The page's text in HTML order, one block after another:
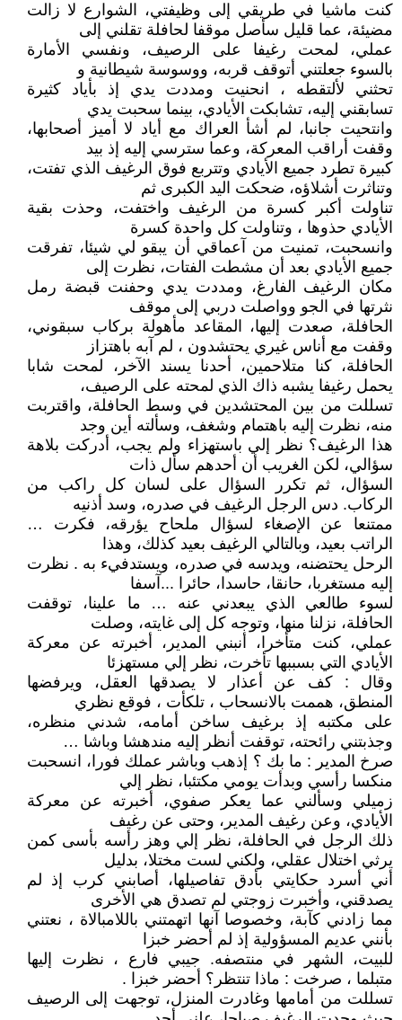
كنت ماشيا في طريقي إلى وظيفتي، الشوارع لا زالت
مضيئة، عما قليل سأصل موقفا لحافلة تقلني إلى
عملي، لمحت رغيفا على الرصيف، ونفسي الأمارة
بالسوء جعلتني أتوقف قربه، ووسوسة شيطانية و
تحثني لألتقطه ، انحنيت ومددت يدي إذ بأياد كثيرة
تسابقني إليه، تشابكت الأيادي، بينما سحبت يدي
وانتحيت جانبا، لم أشأ العراك مع أياد لا أميز أصحابها،
وقفت أراقب المعركة، وعما سترسي إليه إذ بيد
كبيرة تطرد جميع الأيادي وتتربع فوق الرغيف الذي تفتت،
وتناثرت أشلاؤه، ضحكت اليد الكبرى ثم
تناولت أكبر كسرة من الرغيف واختفت، وحذت بقية
الأيادي حذوها ، وتناولت كل واحدة كسرة
وانسحبت، تمنيت من آعماقي أن يبقو لي شيئا، تفرقت
جميع الأيادي بعد أن مشطت الفتات، نظرت إلى
مكان الرغيف الفارغ، ومددت يدي وحفنت قبضة رمل
نثرتها في الجو وواصلت دربي إلى موقف
الحافلة، صعدت إليها، المقاعد مأهولة بركاب سبقوني،
وقفت مع أناس غيري يحتشدون ، لم آبه باهتزاز
الحافلة، كنا متلاحمين، أحدنا يسند الآخر، لمحت شابا
يحمل رغيفا يشبه ذاك الذي لمحته على الرصيف،
تسللت من بين المحتشدين في وسط الحافلة، واقتربت
منه، نظرت إليه باهتمام وشغف، وسألته أين وجد
هذا الرغيف؟ نظر إلي باستهزاء ولم يجب، أدركت بلاهة
سؤالي، لكن الغريب أن أحدهم سأل ذات
السؤال، ثم تكرر السؤال على لسان كل راكب من
الركاب. دس الرجل الرغيف في صدره، وسد أذنيه
ممتنعا عن الإصغاء لسؤال ملحاح يؤرقه، فكرت …
الراتب بعيد، وبالتالي الرغيف بعيد كذلك، وهذا
الرحل يحتضنه، ويدسه في صدره، ويستدفيء به . نظرت
إليه مستغربا، حانقا، حاسدا، حائرا ...آسفا
لسوء طالعي الذي يبعدني عنه … ما علينا، توقفت
الحافلة، نزلنا منها، وتوجه كل إلى غايته، وصلت
عملي، كنت متأخرا، أنبني المدير، أخبرته عن معركة
الأيادي التي بسببها تأخرت، نظر إلي مستهزئا
وقال : كف عن أعذار لا يصدقها العقل، ويرفضها
المنطق، هممت بالانسحاب ، تلكأت ، فوقع نظري
على مكتبه إذ برغيف ساخن أمامه، شدني منظره،
وجذبتني رائحته، توقفت أنظر إليه مندهشا وباشا …
صرخ المدير : ما بك ؟ إذهب وباشر عملك فورا، انسحبت
منكسا رأسي وبدأت يومي مكتئبا، نظر إلي
زميلي وسألني عما يعكر صفوي، أخبرته عن معركة
الأيادي، وعن رغيف المدير، وحتى عن رغيف
ذلك الرجل في الحافلة، نظر إلي وهز رأسه بأسى كمن
يرثي اختلال عقلي، ولكني لست مختلا، بدليل
أني أسرد حكايتي بأدق تفاصيلها، أصابني كرب إذ لم
يصدقني، وأخبرت زوجتي لم تصدق هي الأخرى
مما زادني كآبة، وخصوصا آنها اتهمتني باللامبالاة ، نعتني
بأنني عديم المسؤولية إذ لم أحضر خبزا
للبيت، الشهر في منتصفه. جيبي فارع ، نظرت إليها
متبلما ، صرخت : ماذا تنتظر؟ أحضر خبزا .
تسللت من أمامها وغادرت المنزل، توجهت إلى الرصيف